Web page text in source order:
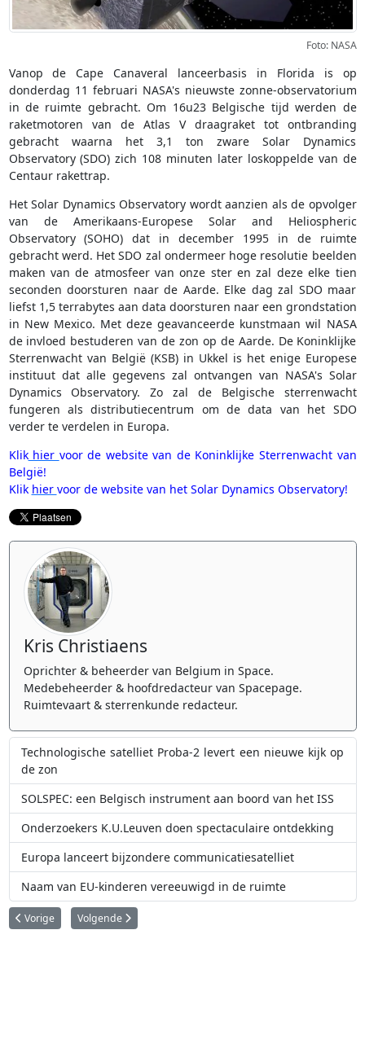
Foto: NASA
Vanop de Cape Canaveral lanceerbasis in Florida is op
donderdag 11 februari NASA's nieuwste zonne-observatorium
in de ruimte gebracht. Om 16u23 Belgische tijd werden de
raketmotoren van de Atlas V draagraket tot ontbranding
gebracht waarna het 3,1 ton zware Solar Dynamics
Observatory (SDO) zich 108 minuten later loskoppelde van de
Centaur rakettrap.
Het Solar Dynamics Observatory wordt aanzien als de opvolger
van de Amerikaans-Europese Solar and Heliospheric
Observatory (SOHO) dat in december 1995 in de ruimte
gebracht werd. Het SDO zal ondermeer hoge resolutie beelden
maken van de atmosfeer van onze ster en zal deze elke tien
seconden doorsturen naar de Aarde. Elke dag zal SDO maar
liefst 1,5 terrabytes aan data doorsturen naar een grondstation
in New Mexico. Met deze geavanceerde kunstmaan wil NASA
de invloed bestuderen van de zon op de Aarde. De Koninklijke
Sterrenwacht van België (KSB) in Ukkel is het enige Europese
instituut dat alle gegevens zal ontvangen van NASA's Solar
Dynamics Observatory. Zo zal de Belgische sterrenwacht
fungeren als distributiecentrum om de data van het SDO
verder te verdelen in Europa.
Klikhier voor de website van de Koninklijke Sterrenwacht van
België!
Klik hier voor de website van het Solar Dynamics Observatory!
Kris Christiaens
Oprichter & beheerder van Belgium in Space.
Medebeheerder & hoofdredacteur van Spacepage.
Ruimtevaart & sterrenkunde redacteur.
Technologische satelliet Proba-2 levert een nieuwe kijk op
de zon
SOLSPEC: een Belgisch instrument aan boord van het ISS
Onderzoekers K.U.Leuven doen spectaculaire ontdekking
Europa lanceert bijzondere communicatiesatelliet
Naam van EU-kinderen vereeuwigd in de ruimte
Vorig artikel: PROBA 2 beelden
Vorige Volgende artikel: Belgische onderzoekers zoeken
Volgende